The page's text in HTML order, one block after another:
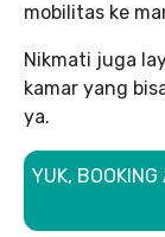
mobilitas ke
Nikmati juga
kamar yang
ya.
YUK,